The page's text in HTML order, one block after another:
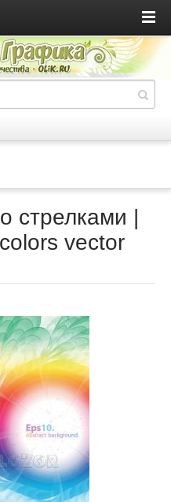
стрелками |
vector